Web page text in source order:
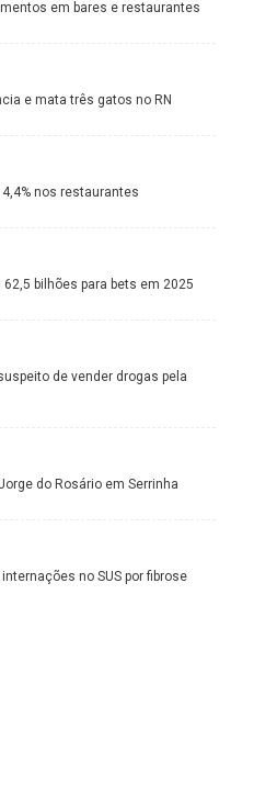
em bares e restaurantes
e mata três gatos no RN
nos restaurantes
bilhões para bets em 2025
de vender drogas pela
do Rosário em Serrinha
no SUS por fibrose